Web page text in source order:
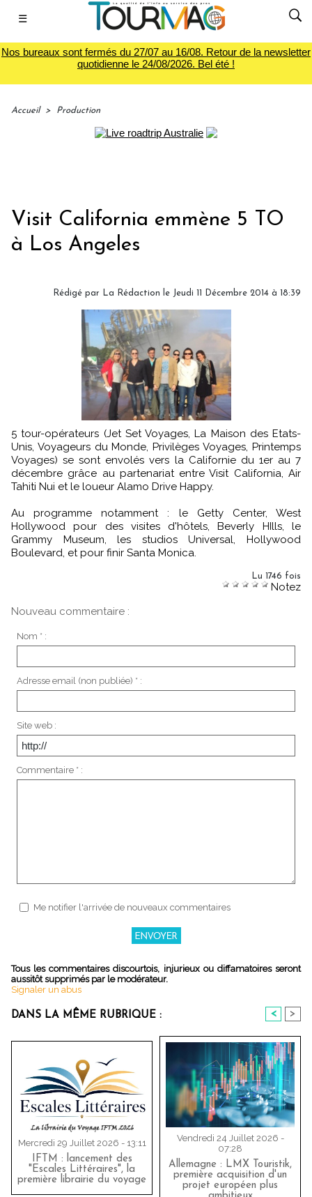
☰
Nos bureaux sont fermés du 27/07 au 16/08. Retour de la newsletter
quotidienne le 24/08/2026. Bel été !
Accueil > Production
Visit California emmène 5 TO
à Los Angeles
Rédigé par La Rédaction le Jeudi 11 Décembre 2014 à 18:39
5 tour-opérateurs (Jet Set Voyages, La Maison des Etats-
Unis, Voyageurs du Monde, Privilèges Voyages, Printemps
Voyages) se sont envolés vers la Californie du 1er au 7
décembre grâce au partenariat entre Visit California, Air
Tahiti Nui et le loueur Alamo Drive Happy.
Au programme notamment : le Getty Center, West
Hollywood pour des visites d'hôtels, Beverly HIlls, le
Grammy Museum, les studios Universal, Hollywood
Boulevard, et pour finir Santa Monica.
Lu 1746 fois
Notez
Nouveau commentaire :
Nom * :
Adresse email (non publiée) * :
Site web :
Commentaire * :
Me notifier l'arrivée de nouveaux commentaires
Tous les commentaires discourtois, injurieux ou diffamatoires seront
aussitôt supprimés par le modérateur.
Signaler un abus
DANS LA MÊME RUBRIQUE : < >
Mercredi 29 Juillet 2026 - 13:11
IFTM : lancement des
"Escales Littéraires", la
première librairie du voyage
Vendredi 24 Juillet 2026 -
07:28
Allemagne : LMX Touristik,
première acquisition d'un
projet européen plus